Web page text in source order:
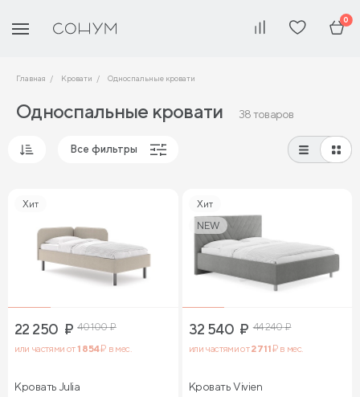
0
Главная Кровати Односпальные кровати
Односпальные кровати 38 товаров
Сначала дорогие
Все фильтры
Хит
22 250 ₽ 40 100₽
или частями от1 854₽ в мес.
Кровать Julia
Хит
NEW
32 540 ₽ 44 240₽
или частями от2 711₽ в мес.
Кровать Vivien